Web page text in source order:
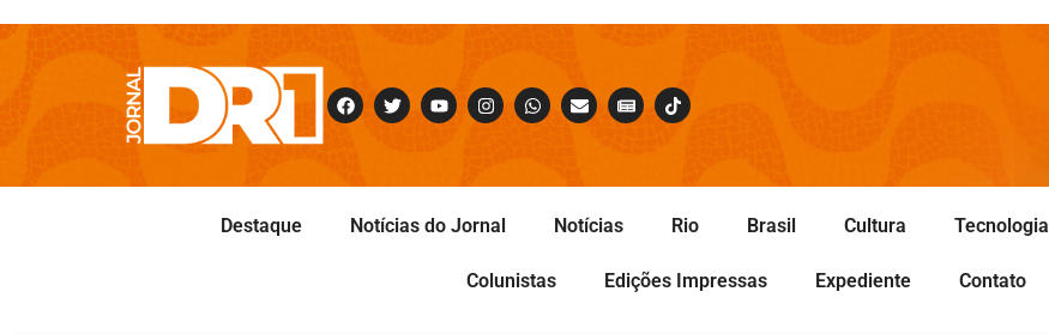
Destaque Notícias do Jornal Notícias Rio Brasil Cultura Tecnologia
Colunistas Edições Impressas Expediente Contato